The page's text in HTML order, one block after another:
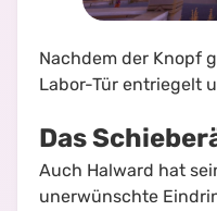
Nachdem der Knopf
Labor-Tür entriegelt
Das
Auch Halward hat
unerwünschte